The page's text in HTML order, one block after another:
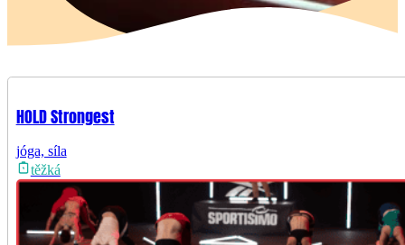
HOLD Strongest
jóga, síla
těžká